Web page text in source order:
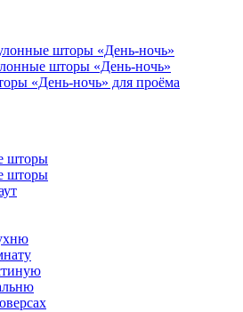
шторы «День-ночь»
шторы «День-ночь»
«День-ночь» для проёма
шторы
шторы